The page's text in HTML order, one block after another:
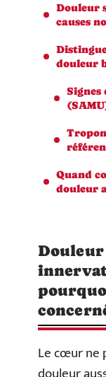
Douleur
causes
douleur
Signes
Quand
douleur
Le cœur ne